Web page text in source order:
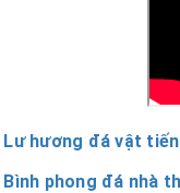
Lư hương đá vật
Bình phong đá nhà